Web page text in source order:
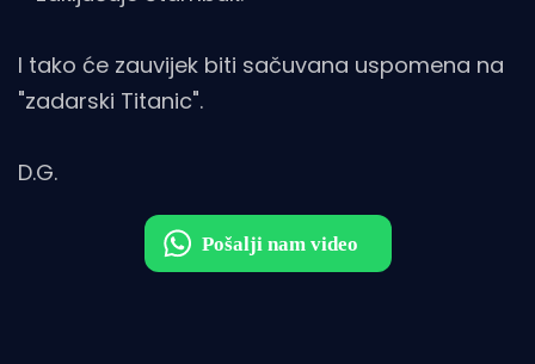
I tako će zauvijek biti sačuvana uspomena na
"zadarski Titanic".
D.G.